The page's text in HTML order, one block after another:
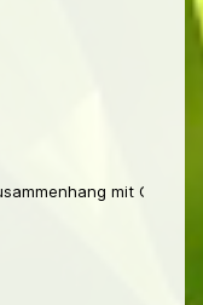
mit China